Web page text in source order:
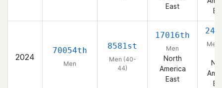
East
2024
70054th
Men
8581st
Men (40-
44)
17016th
Men
North
America
East
Men